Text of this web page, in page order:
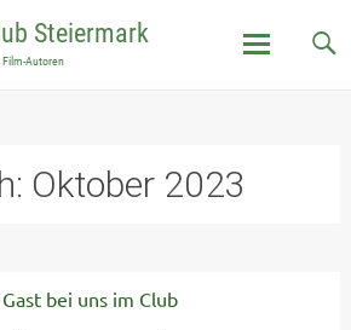
Steiermark
Autoren
Oktober 2023